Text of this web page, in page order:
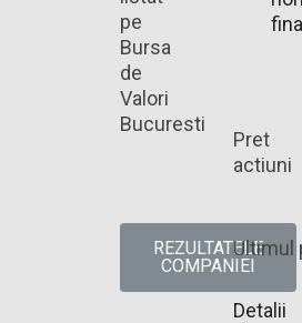
pe
Bursa
de
Valori
Bucuresti
REZULTATELE
COMPANIEI
Pret
actiuni
Ultimul
Detalii